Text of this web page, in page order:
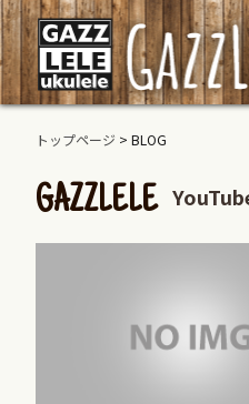
トップページ > BLOG
GAZZLELE